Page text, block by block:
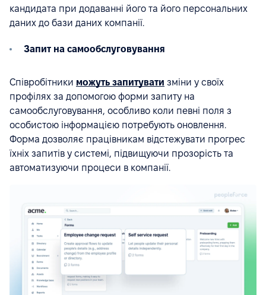
кандидата при додаванні його та його персональних
даних до бази даних компанії.
Запит на самообслуговування
Співробітники можуть запитувати зміни у своїх
профілях за допомогою форми запиту на
самообслуговування, особливо коли певні поля з
особистою інформацією потребують оновлення.
Форма дозволяє працівникам відстежувати прогрес
їхніх запитів у системі, підвищуючи прозорість та
автоматизуючи процеси в компанії.